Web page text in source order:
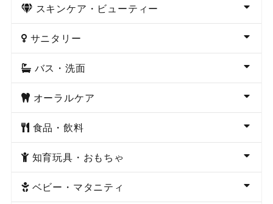
スキンケア・ビューティー
サニタリー
バス・洗面
オーラルケア
食品・飲料
知育玩具・おもちゃ
ベビー・マタニティ